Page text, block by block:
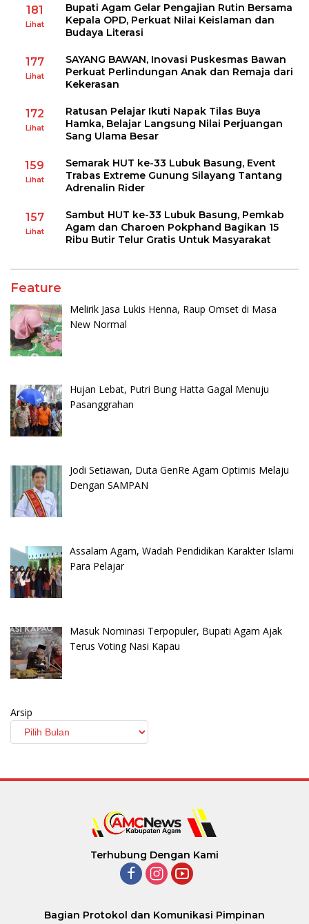
181
Lihat
Bupati Agam Gelar Pengajian Rutin Bersama
Kepala OPD, Perkuat Nilai Keislaman dan
Budaya Literasi
177
Lihat
SAYANG BAWAN, Inovasi Puskesmas Bawan
Perkuat Perlindungan Anak dan Remaja dari
Kekerasan
172
Lihat
Ratusan Pelajar Ikuti Napak Tilas Buya
Hamka, Belajar Langsung Nilai Perjuangan
Sang Ulama Besar
159
Lihat
Semarak HUT ke-33 Lubuk Basung, Event
Trabas Extreme Gunung Silayang Tantang
Adrenalin Rider
157
Lihat
Sambut HUT ke-33 Lubuk Basung, Pemkab
Agam dan Charoen Pokphand Bagikan 15
Ribu Butir Telur Gratis Untuk Masyarakat
Feature
Melirik Jasa Lukis Henna, Raup Omset di Masa
New Normal
Hujan Lebat, Putri Bung Hatta Gagal Menuju
Pasanggrahan
Jodi Setiawan, Duta GenRe Agam Optimis Melaju
Dengan SAMPAN
Assalam Agam, Wadah Pendidikan Karakter Islami
Para Pelajar
Masuk Nominasi Terpopuler, Bupati Agam Ajak
Terus Voting Nasi Kapau
Arsip
Terhubung Dengan Kami
Bagian Protokol dan Komunikasi Pimpinan